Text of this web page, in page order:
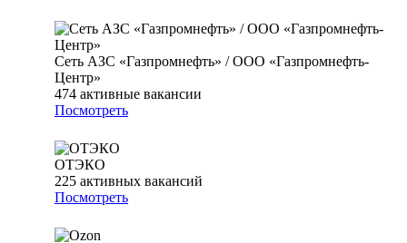
Сеть АЗС «Газпромнефть» / ООО «Газпромнефть-
Центр»
474 активные вакансии
Посмотреть
ОТЭКО
225 активных вакансий
Посмотреть